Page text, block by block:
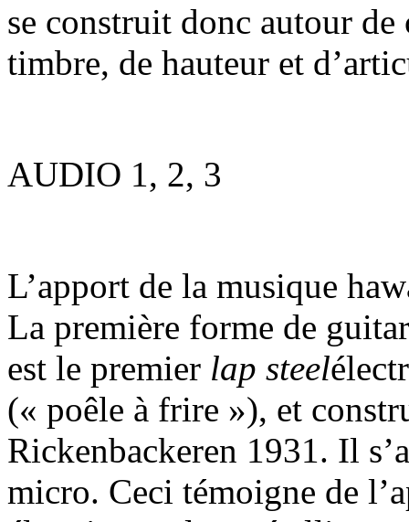
se construit donc autour de
timbre, de hauteur et
AUDIO 1, 2, 3
L’apport de la musique
La première forme de
est le premier lap steel
(« poêle à frire »), et
Rickenbackeren 1931. Il
micro. Ceci témoigne de